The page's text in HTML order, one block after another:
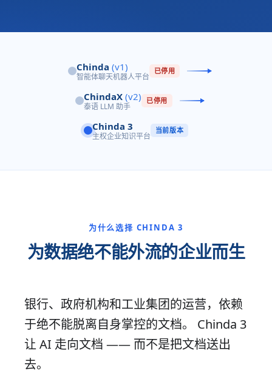
Chinda (v1)
智能体聊天机器人平台
已停用
ChindaX (v2)
泰语 LLM 助手
已停用
Chinda 3
主权企业知识平台
当前版本
为什么选择 CHINDA 3
为数据绝不能外流的企业而生
银行、政府机构和工业集团的运营，依赖
于绝不能脱离自身掌控的文档。 Chinda 3
让 AI 走向文档 —— 而不是把文档送出
去。